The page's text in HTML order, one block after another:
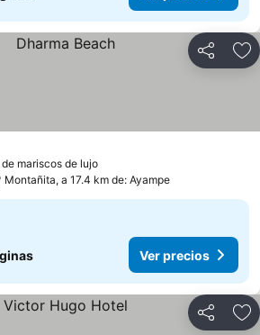
Compartir
mariscos de lujoVer precios
precios
Montañita, a 17.4 km de: Ayampe
Ver precios
Compartir